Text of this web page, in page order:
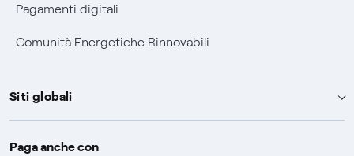
Pagamenti digitali
Comunità Energetiche Rinnovabili
Siti globali
Enel Group
Paga anche con